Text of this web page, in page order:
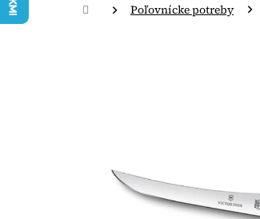
DomovPoľovnícke potreby